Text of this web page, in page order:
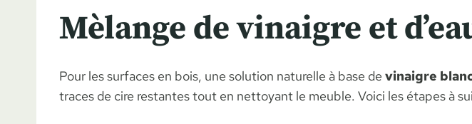
Mèlange de vinaigre et
Pour les surfaces en bois, une solution naturelle à base de vinaigre
traces de cire restantes tout en nettoyant le meuble. Voici les étapes à